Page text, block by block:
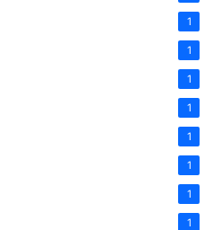
1
1
1
1
1
1
1
1